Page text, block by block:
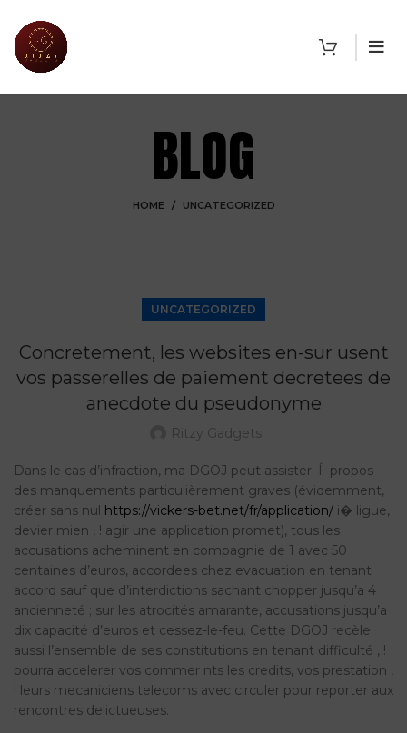
BLOG
HOME UNCATEGORIZED
UNCATEGORIZED
Concretement, les websites en-sur usent
vos passerelles de paiement decretees de
anecdote du pseudonyme
Ritzy Gadgets
Dans le cas d’infraction, ma DGOJ peut assister. Í propos
des manquements particulièrement graves (évidemment,
créer sans nul https://vickers-bet.net/fr/application/ i� ligue,
devier mien , ! agir une application promet), tous les
accusations acheminent en compagnie de 1 avec 50
centaines d’euros, accordees chez evacuation en tenant
accord sauf que d’interdictions sachant chopper jusqu’a 4
ancienneté ; sur les atrocités amarante, accusations jusqu’a
dix capacité d’euros et cessez-le-feu. Cette DGOJ recèle
aussi l’ensemble de ses constitutions en tenant difficulté , !
pourra accelerer vos commer nts les credits, vos prestation ,
! leurs mecaniciens telecoms avec circuler pour reporter aux
rencontres delictueuses.